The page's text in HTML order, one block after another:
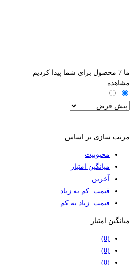
ما 7 محصول برای شما پیدا کردیم
مشاهده
مرتب سازی بر اساس
محبوبیت
میانگین امتیاز
آخرین
قیمت: کم به زیاد
قیمت: زیاد به کم
میانگین امتیاز
(0)
(0)
(0)